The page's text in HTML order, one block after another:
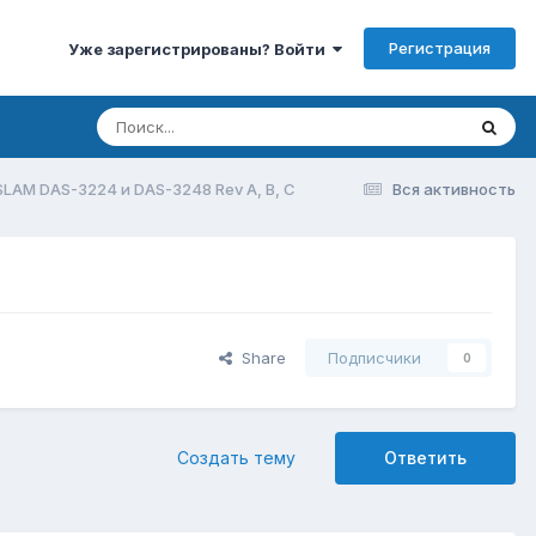
Уже зарегистрированы? Войти Регистрация
Вся активность
DAS-3224 и DAS-3248 Rev A, B, С
Share Подписчики 0
Ответить
Создать тему